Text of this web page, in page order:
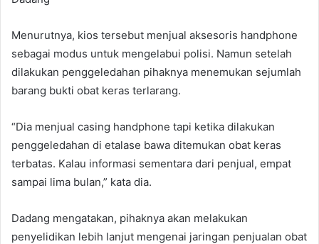
Menurutnya, kios tersebut menjual aksesoris handphone
sebagai modus untuk mengelabui polisi. Namun setelah
dilakukan penggeledahan pihaknya menemukan sejumlah
barang bukti obat keras terlarang.
“Dia menjual casing handphone tapi ketika dilakukan
penggeledahan di etalase bawa ditemukan obat keras
terbatas. Kalau informasi sementara dari penjual, empat
sampai lima bulan,” kata dia.
Dadang mengatakan, pihaknya akan melakukan
penyelidikan lebih lanjut mengenai jaringan penjualan obat